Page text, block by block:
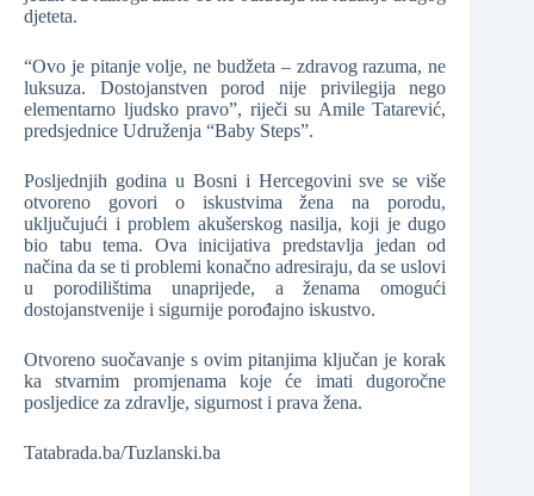
djeteta.
“Ovo je pitanje volje, ne budžeta – zdravog razuma, ne
luksuza. Dostojanstven porod nije privilegija nego
elementarno ljudsko pravo”, riječi su Amile Tatarević,
predsjednice Udruženja “Baby Steps”.
Posljednjih godina u Bosni i Hercegovini sve se više
otvoreno govori o iskustvima žena na porodu,
uključujući i problem akušerskog nasilja, koji je dugo
bio tabu tema. Ova inicijativa predstavlja jedan od
načina da se ti problemi konačno adresiraju, da se uslovi
u porodilištima unaprijede, a ženama omogući
dostojanstvenije i sigurnije porođajno iskustvo.
Otvoreno suočavanje s ovim pitanjima ključan je korak
ka stvarnim promjenama koje će imati dugoročne
posljedice za zdravlje, sigurnost i prava žena.
Tatabrada.ba/Tuzlanski.ba